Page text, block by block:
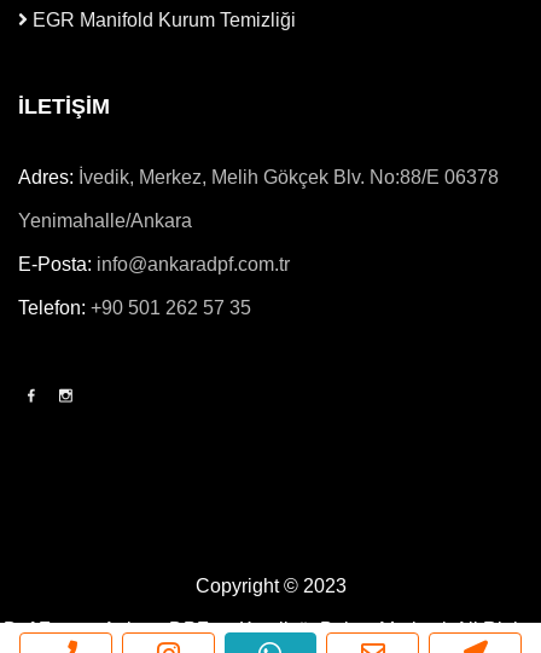
EGR Manifold Kurum Temizliği
İLETİŞİM
Adres: İvedik, Merkez, Melih Gökçek Blv. No:88/E 06378
Yenimahalle/Ankara
E-Posta: info@ankaradpf.com.tr
Telefon: +90 501 262 57 35
Copyright © 2023
Dpf Force - Ankara DPF ve Katalizör Bakım Merkezi.All Rights